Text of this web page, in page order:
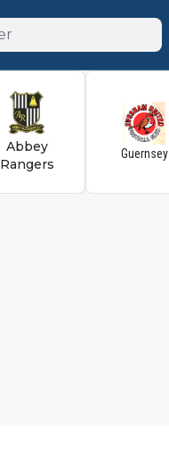
Abbey
Rangers
Guernsey